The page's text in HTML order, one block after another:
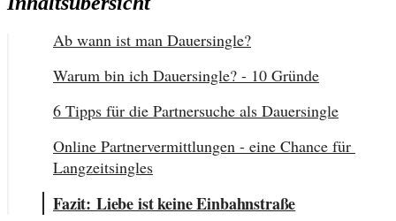
Ab wann ist man Dauersingle?
Warum bin ich Dauersingle? - 10 Gründe
6 Tipps für die Partnersuche als Dauersingle
Online Partnervermittlungen - eine Chance für
Langzeitsingles
Fazit: Liebe ist keine Einbahnstraße